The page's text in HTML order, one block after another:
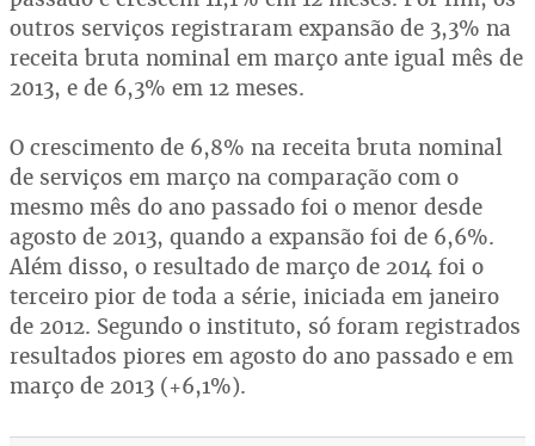
outros serviços registraram expansão de 3,3% na
receita bruta nominal em março ante igual mês de
2013, e de 6,3% em 12 meses.
O crescimento de 6,8% na receita bruta nominal
de serviços em março na comparação com o
mesmo mês do ano passado foi o menor desde
agosto de 2013, quando a expansão foi de 6,6%.
Além disso, o resultado de março de 2014 foi o
terceiro pior de toda a série, iniciada em janeiro
de 2012. Segundo o instituto, só foram registrados
resultados piores em agosto do ano passado e em
março de 2013 (+6,1%).